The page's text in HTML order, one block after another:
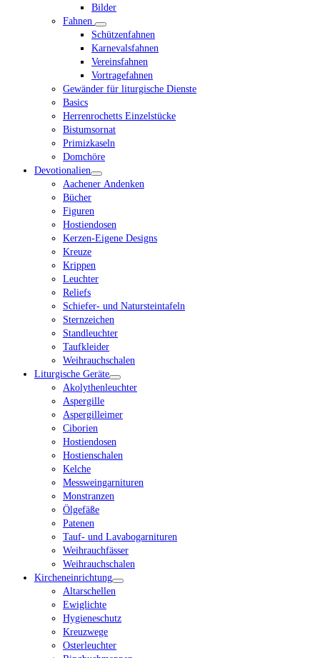
Bilder
Fahnen
Schützenfahnen
Karnevalsfahnen
Vereinsfahnen
Vortragefahnen
Gewänder für liturgische Dienste
Basics
Herrenrochetts Einzelstücke
Bistumsornat
Primizkaseln
Domchöre
Devotionalien
Aachener Andenken
Bücher
Figuren
Hostiendosen
Kerzen-Eigene Designs
Kreuze
Krippen
Leuchter
Reliefs
Schiefer- und Natursteintafeln
Sternzeichen
Standleuchter
Taufkleider
Weihrauchschalen
Liturgische Geräte
Akolythenleuchter
Aspergille
Aspergilleimer
Ciborien
Hostiendosen
Hostienschalen
Kelche
Messweingarnituren
Monstranzen
Ölgefäße
Patenen
Tauf- und Lavabogarnituren
Weihrauchfässer
Weihrauchschalen
Kircheneinrichtung
Altarschellen
Ewiglichte
Hygieneschutz
Kreuzwege
Osterleuchter